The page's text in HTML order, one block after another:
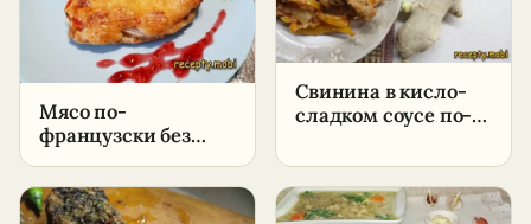
Мясо по-
французски без
– пошаговый
рецепт
Свинина в кисло-
сладком соусе по-
пошаговый рецепт
в домашних
условиях